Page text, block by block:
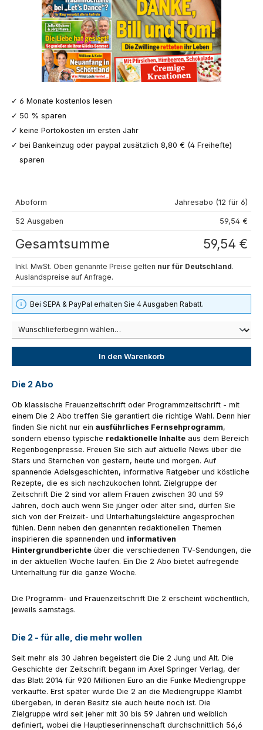
6 Monate kostenlos lesen
50 % sparen
keine Portokosten im ersten Jahr
bei Bankeinzug oder paypal zusätzlich 8,80 € (4 Freihefte)
sparen
Aboform Jahresabo (12 für 6)
52 Ausgaben 59,54 €
Gesamtsumme 59,54 €
Inkl. MwSt. Oben genannte Preise gelten nur für Deutschland.
Auslandspreise auf Anfrage.
Bei SEPA & PayPal erhalten Sie 4 Ausgaben Rabatt.
In den Warenkorb
Die 2 Abo
Ob klassische Frauenzeitschrift oder Programmzeitschrift - mit
einem Die 2 Abo treffen Sie garantiert die richtige Wahl. Denn hier
finden Sie nicht nur ein ausführliches Fernsehprogramm,
sondern ebenso typische redaktionelle Inhalte aus dem Bereich
Regenbogenpresse. Freuen Sie sich auf aktuelle News über die
Stars und Sternchen von gestern, heute und morgen. Auf
spannende Adelsgeschichten, informative Ratgeber und köstliche
Rezepte, die es sich nachzukochen lohnt. Zielgruppe der
Zeitschrift Die 2 sind vor allem Frauen zwischen 30 und 59
Jahren, doch auch wenn Sie jünger oder älter sind, dürfen Sie
sich von der Freizeit- und Unterhaltungslektüre angesprochen
fühlen. Denn neben den genannten redaktionellen Themen
inspirieren die spannenden und informativen
Hintergrundberichte über die verschiedenen TV-Sendungen, die
in der aktuellen Woche laufen. Ein Die 2 Abo bietet aufregende
Unterhaltung für die ganze Woche.
Die Programm- und Frauenzeitschrift Die 2 erscheint wöchentlich,
jeweils samstags.
Die 2 - für alle, die mehr wollen
Seit mehr als 30 Jahren begeistert die Die 2 Jung und Alt. Die
Geschichte der Zeitschrift begann im Axel Springer Verlag, der
das Blatt 2014 für 920 Millionen Euro an die Funke Mediengruppe
verkaufte. Erst später wurde Die 2 an die Mediengruppe Klambt
übergeben, in deren Besitz sie auch heute noch ist. Die
Zielgruppe wird seit jeher mit 30 bis 59 Jahren und weiblich
definiert, wobei die Hauptleserinnenschaft durchschnittlich 56,6